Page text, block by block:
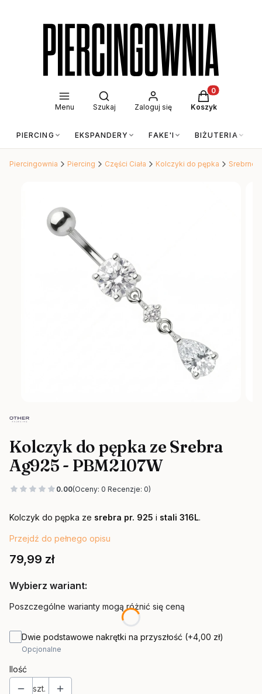
Menu
Otwórz wyszukiwarkę
Szukaj Zaloguj się
Produkty w
Koszyk
PIERCING EKSPANDERY FAKE'I BIŻUTERIA
Piercingownia Piercing Części Ciała Kolczyki do pępka Srebrne
Kolczyk do pępka ze Srebra
Ag925 - PBM2107W
0.00(Oceny: 0 Recenzje: 0)
Kolczyk do pępka ze srebra pr. 925 i stali 316L.
Przejdź do pełnego opisu
Cena
79,99 zł
Wybierz wariant:
Poszczególne warianty mogą różnić się ceną
Dwie podstawowe nakrętki na przyszłość (+4,00 zł)
Opcjonalne
Ilość
szt.